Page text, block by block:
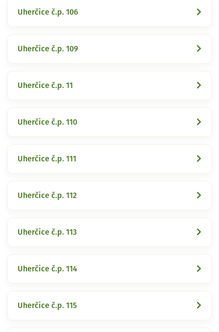
Uherčice č.p. 106
Uherčice č.p. 109
Uherčice č.p. 11
Uherčice č.p. 110
Uherčice č.p. 111
Uherčice č.p. 112
Uherčice č.p. 113
Uherčice č.p. 114
Uherčice č.p. 115